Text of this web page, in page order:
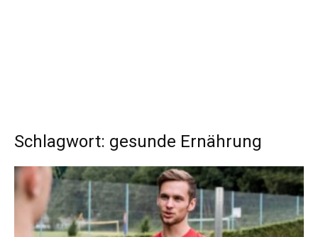
Schlagwort: gesunde Ernährung